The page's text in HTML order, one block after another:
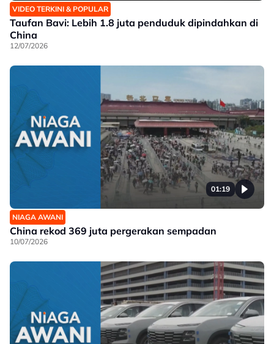
VIDEO TERKINI & POPULAR
Taufan Bavi: Lebih 1.8 juta penduduk dipindahkan di
China
12/07/2026
01:19
NIAGA AWANI
China rekod 369 juta pergerakan sempadan
10/07/2026